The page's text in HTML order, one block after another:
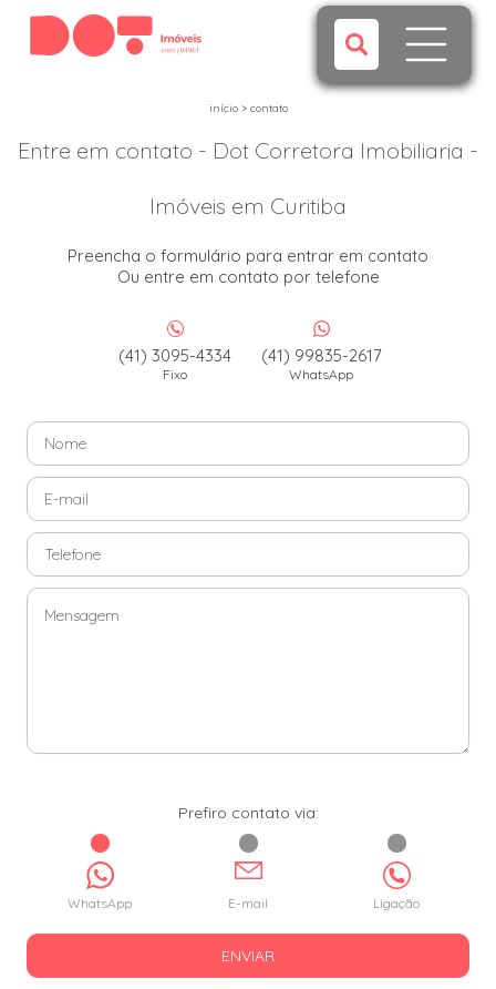
início> contato
Entre em contato - Dot Corretora Imobiliaria -
Imóveis em Curitiba
Preencha o formulário para entrar em contato
Ou entre em contato por telefone
(41) 3095-4334
Fixo
(41) 99835-2617
WhatsApp
Prefiro contato via:
WhatsApp E-mail Ligação
ENVIAR